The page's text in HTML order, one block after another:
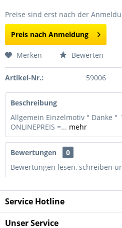
Preise sind erst nach der
Preis nach Anmeldung
Merken Bewerten
Artikel-Nr.: 59006
Beschreibung
Allgemein Einzelmotiv " Danke "
ONLINEPREIS =... mehr
Bewertungen
0
Bewertungen lesen, schreiben
Service Hotline
Unser Service